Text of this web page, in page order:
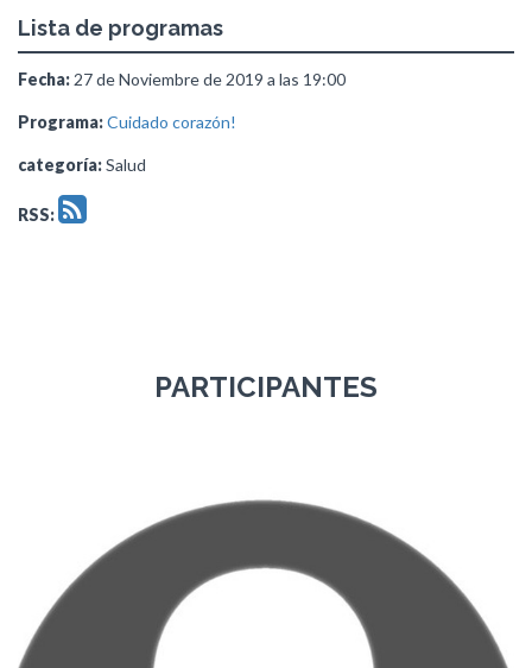
Lista de programas
Fecha: 27 de Noviembre de 2019 a las 19:00
Programa:Cuidado corazón!
categoría:Salud
RSS:
PARTICIPANTES